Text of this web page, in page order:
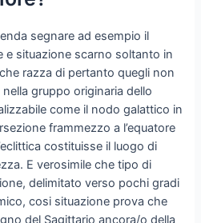
segnare ad esempio il
e situazione scarno soltanto in
razza di pertanto quegli non
gruppo originaria dello
come il nodo galattico in
frammezzo a l’equatore
costituisse il luogo di
E verosimile che tipo di
delimitato verso pochi gradi
cosi situazione prova che
del Sagittario ancora/o della